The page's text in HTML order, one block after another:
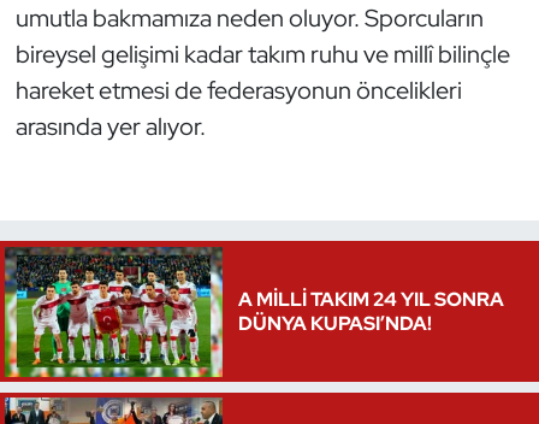
umutla bakmamıza neden oluyor. Sporcuların
bireysel gelişimi kadar takım ruhu ve millî bilinçle
hareket etmesi de federasyonun öncelikleri
arasında yer alıyor.
A MİLLİ TAKIM 24 YIL SONRA
DÜNYA KUPASI’NDA!